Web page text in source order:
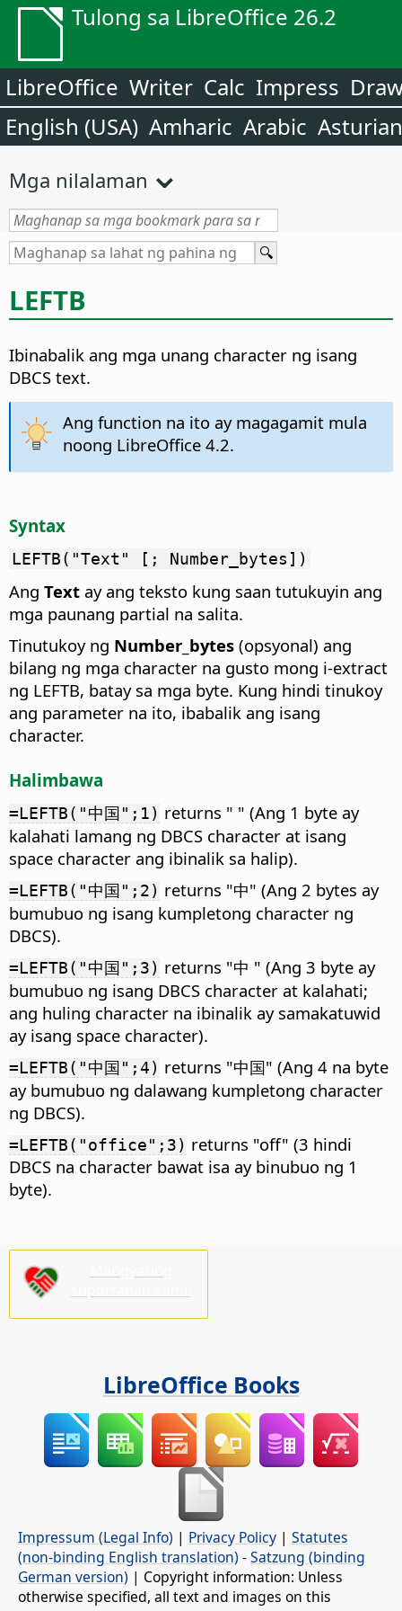
Tulong sa LibreOffice 26.2
LibreOffice Writer Calc Impress
English (USA) Amharic Arabic Asturian
Mga nilalaman
LEFTB
Ibinabalik ang mga unang character ng isang
DBCS text.
Ang function na ito ay magagamit mula
noong LibreOffice 4.2.
Syntax
LEFTB("Text" [; Number_bytes])
Ang Text ay ang teksto kung saan tutukuyin ang
mga paunang partial na salita.
Tinutukoy ng Number_bytes (opsyonal) ang
bilang ng mga character na gusto mong i-extract
ng LEFTB, batay sa mga byte. Kung hindi tinukoy
ang parameter na ito, ibabalik ang isang
character.
Halimbawa
=LEFTB("中国";1) returns " " (Ang 1 byte ay
kalahati lamang ng DBCS character at isang
space character ang ibinalik sa halip).
=LEFTB("中国";2) returns "中" (Ang 2 bytes ay
bumubuo ng isang kumpletong character ng
DBCS).
=LEFTB("中国";3) returns "中 " (Ang 3 byte ay
bumubuo ng isang DBCS character at kalahati;
ang huling character na ibinalik ay samakatuwid
ay isang space character).
=LEFTB("中国";4) returns "中国" (Ang 4 na byte
ay bumubuo ng dalawang kumpletong character
ng DBCS).
=LEFTB("office";3) returns "off" (3 hindi
DBCS na character bawat isa ay binubuo ng 1
byte).
LibreOffice Books
Impressum (Legal Info) | Privacy Policy | Statutes
(non-binding English translation) -Satzung (binding
German version) | Copyright information: Unless
otherwise specified, all text and images on this